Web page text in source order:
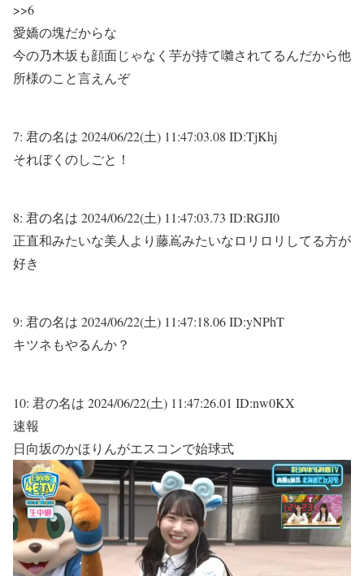
>>6
愛嬌の塊だからな
今の乃木坂も顔面じゃなく芋が持て囃されてるんだから他
所様のこと言えんぞ
7: 君の名は 2024/06/22(土) 11:47:03.08 ID:TjKhj
それぼくのしごと！
8: 君の名は 2024/06/22(土) 11:47:03.73 ID:RGJI0
正直和みたいな美人より藤嶌みたいなロリロリしてる方が
好き
9: 君の名は 2024/06/22(土) 11:47:18.06 ID:yNPhT
キツネもやるんか？
10: 君の名は 2024/06/22(土) 11:47:26.01 ID:nw0KX
速報
日向坂のかほりんがエスコンで始球式